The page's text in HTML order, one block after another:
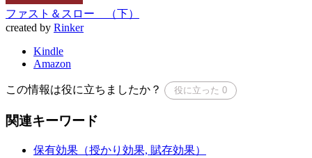
ファスト＆スロー （下）
created by Rinker
Kindle
Amazon
この情報は役に立ちましたか？ 役に立った 0
関連キーワード
保有効果（授かり効果, 賦存効果）